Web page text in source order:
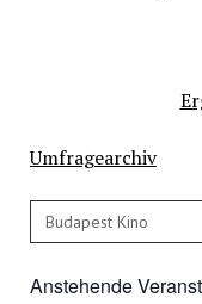
Umfragearchiv
Suchen
Anstehende